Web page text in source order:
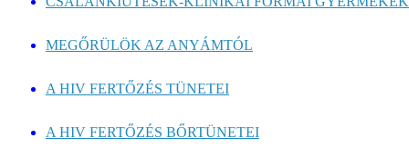
MEGŐRÜLÖK AZ ANYÁMTÓL
A HIV FERTŐZÉS TÜNETEI
A HIV FERTŐZÉS BŐRTÜNETEI